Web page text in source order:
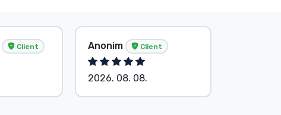
Client Anonim Client
2026. 08. 08.